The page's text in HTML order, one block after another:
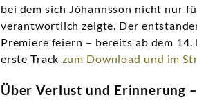
bei dem sich Jóhannsson nicht nur
verantwortlich zeigte. Der
Premiere feiern – bereits ab dem
erste Track zum Download und im
Über Verlust und Erinnerung